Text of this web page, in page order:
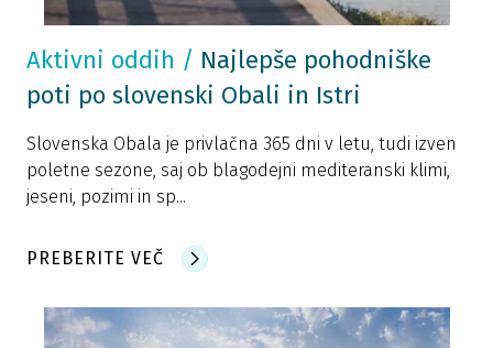
Aktivni oddih / Najlepše pohodniške
poti po slovenski Obali in Istri
Slovenska Obala je privlačna 365 dni v letu, tudi izven
poletne sezone, saj ob blagodejni mediteranski klimi,
jeseni, pozimi in sp...
PREBERITE VEČ